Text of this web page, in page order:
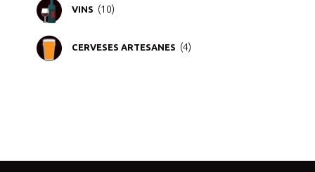
VINS 10productes
CERVESES ARTESANES 4productes